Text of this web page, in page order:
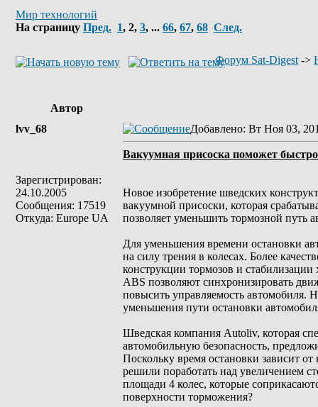
Мир технологий
На страницу Пред. 1, 2, 3, ... 66, 67, 68 След.
Форум Sat-Digest ->
Автор
lvv_68
Зарегистрирован:
24.10.2005
Сообщения: 17519
Откуда: Europe UA
Добавлено: Вт Ноя 03,
Вакуумная присоска поможет
Новое изобретение шведских
вакуумной присоски, которая
позволяет уменьшить тормозной путь
Для уменьшения времени остановки
на силу трения в колесах. Более
конструкции тормозов и
ABS позволяют синхронизировать
повысить управляемость автомобиля.
уменьшения пути остановки
Шведская компания Autoliv, которая
автомобильную безопасность,
Поскольку время остановки зависит
решили поработать над увеличением
площади 4 колес, которые
поверхности торможения?